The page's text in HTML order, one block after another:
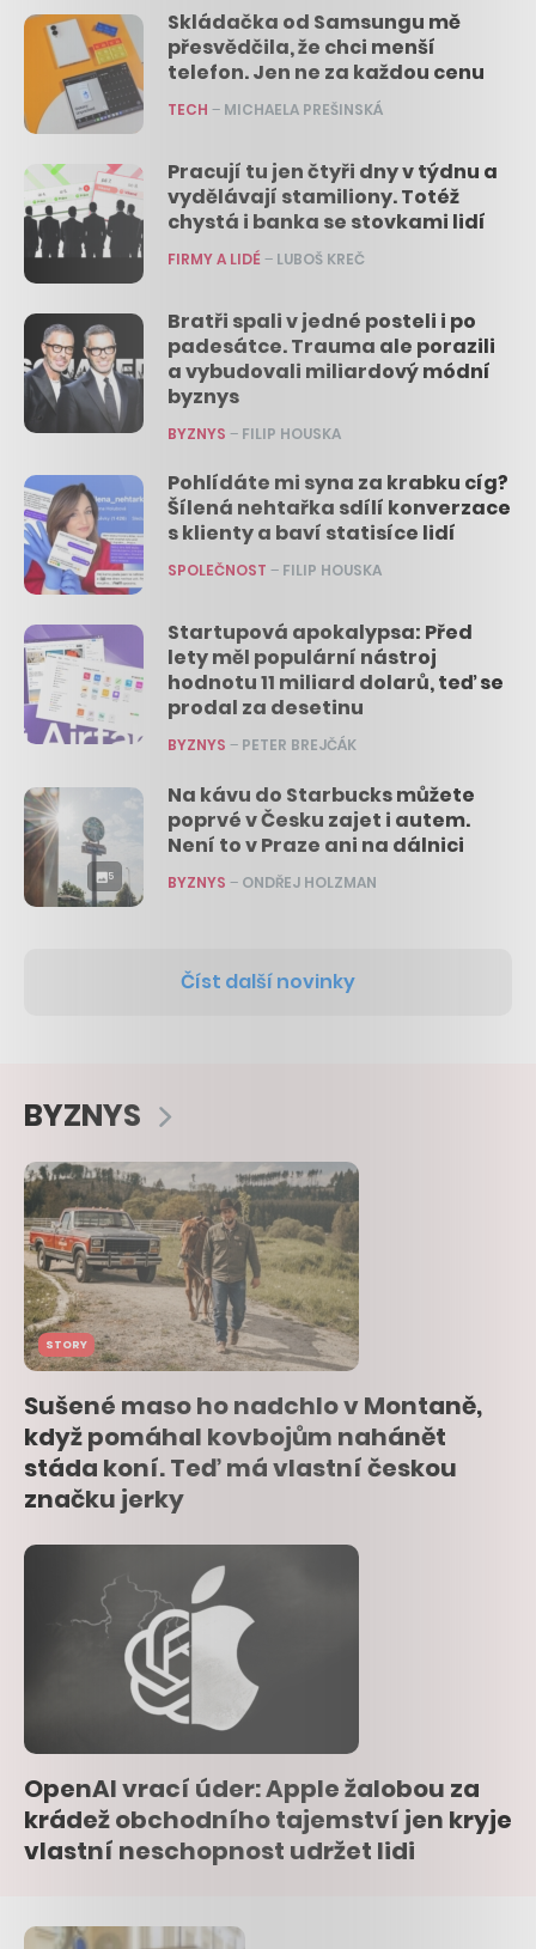
Skládačka od Samsungu mě
přesvědčila, že chci menší
telefon. Jen ne za každou cenu
TECH – MICHAELA PREŠINSKÁ
Pracují tu jen čtyři dny v týdnu a
vydělávají stamiliony. Totéž
chystá i banka se stovkami lidí
FIRMY A LIDÉ– LUBOŠ KREČ
Bratři spali v jedné posteli i po
padesátce. Trauma ale porazili
a vybudovali miliardový módní
byznys
BYZNYS – FILIP HOUSKA
Pohlídáte mi syna za krabku cíg?
Šílená nehtařka sdílí konverzace
s klienty a baví statisíce lidí
SPOLEČNOST – FILIP HOUSKA
Startupová apokalypsa: Před
lety měl populární nástroj
hodnotu 11 miliard dolarů, teď se
prodal za desetinu
BYZNYS – PETER BREJČÁK
5
Na kávu do Starbucks můžete
poprvé v Česku zajet i autem.
Není to v Praze ani na dálnici
BYZNYS – ONDŘEJ HOLZMAN
Číst další novinky
BYZNYS
STORY
Sušené maso ho nadchlo v Montaně,
když pomáhal kovbojům nahánět
stáda koní. Teď má vlastní českou
značku jerky
OpenAI vrací úder: Apple žalobou za
krádež obchodního tajemství jen kryje
vlastní neschopnost udržet lidi